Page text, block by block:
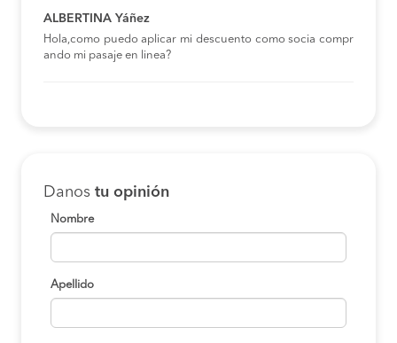
ALBERTINA Yáñez
Hola,como puedo aplicar mi descuento como socia compr
ando mi pasaje en linea?
Danos tu opinión
Nombre
Apellido